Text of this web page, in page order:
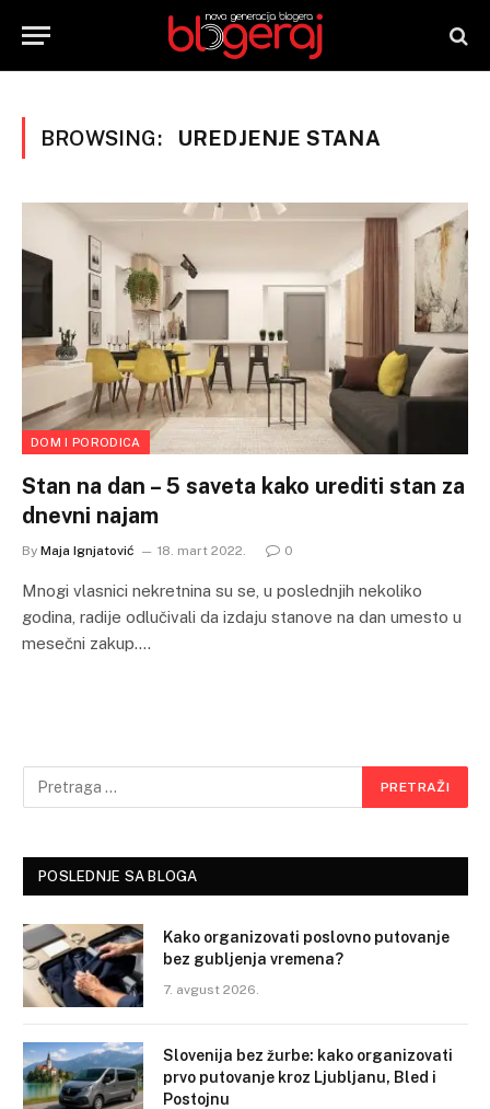
BROWSING: UREDJENJE STANA
DOM I PORODICA
Stan na dan – 5 saveta kako urediti stan za
dnevni najam
By Maja Ignjatović 18. mart 2022. 0
Mnogi vlasnici nekretnina su se, u poslednjih nekoliko
godina, radije odlučivali da izdaju stanove na dan umesto u
mesečni zakup.…
POSLEDNJE SA BLOGA
Kako organizovati poslovno putovanje
bez gubljenja vremena?
7. avgust 2026.
Slovenija bez žurbe: kako organizovati
prvo putovanje kroz Ljubljanu, Bled i
Postojnu